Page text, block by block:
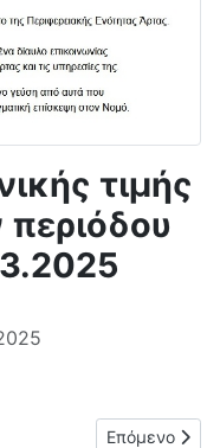
τιμής
τιμής υγρών
Επόμενο
Επόμενο